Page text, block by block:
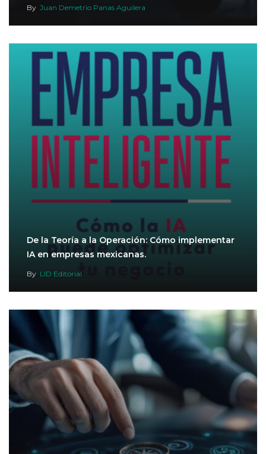
By Juan Demetrio Panas Aguilera
De la Teoría a la Operación: Cómo implementar
IA en empresas mexicanas.
By LID Editorial